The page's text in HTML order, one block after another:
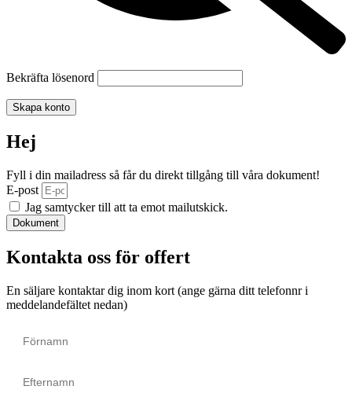
Bekräfta lösenord
Skapa konto
Hej
Fyll i din mailadress så får du direkt tillgång till våra dokument!
E-post
Jag samtycker till att ta emot mailutskick.
Dokument
Kontakta oss för offert
En säljare kontaktar dig inom kort (ange gärna ditt telefonnr i
meddelandefältet nedan)